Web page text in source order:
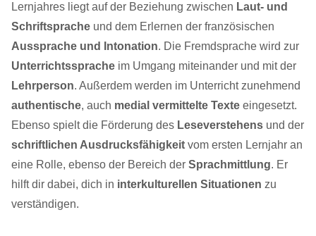
Lernjahres liegt auf der Beziehung zwischen Laut- und
Schriftsprache und dem Erlernen der französischen
Aussprache und Intonation. Die Fremdsprache wird zur
Unterrichtssprache im Umgang miteinander und mit der
Lehrperson. Außerdem werden im Unterricht zunehmend
authentische, auch medial vermittelte Texte eingesetzt.
Ebenso spielt die Förderung des Leseverstehens und der
schriftlichen Ausdrucksfähigkeit vom ersten Lernjahr an
eine Rolle, ebenso der Bereich der Sprachmittlung. Er
hilft dir dabei, dich in interkulturellen Situationen zu
verständigen.